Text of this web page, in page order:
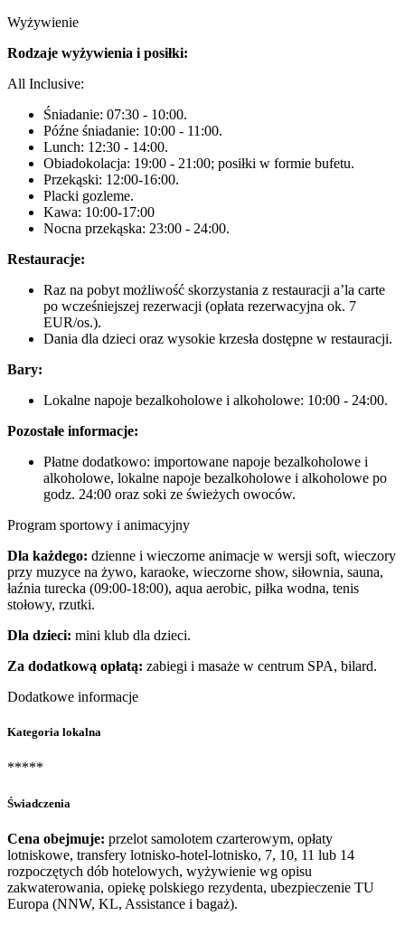
Wyżywienie
Rodzaje wyżywienia i posiłki:
All Inclusive:
Śniadanie: 07:30 - 10:00.
Późne śniadanie: 10:00 - 11:00.
Lunch: 12:30 - 14:00.
Obiadokolacja: 19:00 - 21:00; posiłki w formie bufetu.
Przekąski: 12:00-16:00.
Placki gozleme.
Kawa: 10:00-17:00
Nocna przekąska: 23:00 - 24:00.
Restauracje:
Raz na pobyt możliwość skorzystania z restauracji a’la carte
po wcześniejszej rezerwacji (opłata rezerwacyjna ok. 7
EUR/os.).
Dania dla dzieci oraz wysokie krzesła dostępne w restauracji.
Bary:
Lokalne napoje bezalkoholowe i alkoholowe: 10:00 - 24:00.
Pozostałe informacje:
Płatne dodatkowo: importowane napoje bezalkoholowe i
alkoholowe, lokalne napoje bezalkoholowe i alkoholowe po
godz. 24:00 oraz soki ze świeżych owoców.
Program sportowy i animacyjny
Dla każdego: dzienne i wieczorne animacje w wersji soft, wieczory
przy muzyce na żywo, karaoke, wieczorne show, siłownia, sauna,
łaźnia turecka (09:00-18:00), aqua aerobic, piłka wodna, tenis
stołowy, rzutki.
Dla dzieci: mini klub dla dzieci.
Za dodatkową opłatą: zabiegi i masaże w centrum SPA, bilard.
Dodatkowe informacje
Kategoria lokalna
*****
Świadczenia
Cena obejmuje: przelot samolotem czarterowym, opłaty
lotniskowe, transfery lotnisko-hotel-lotnisko, 7, 10, 11 lub 14
rozpoczętych dób hotelowych, wyżywienie wg opisu
zakwaterowania, opiekę polskiego rezydenta, ubezpieczenie TU
Europa (NNW, KL, Assistance i bagaż).